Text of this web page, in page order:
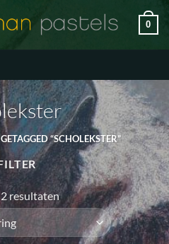
0
“SCHOLEKSTER”
resultaten